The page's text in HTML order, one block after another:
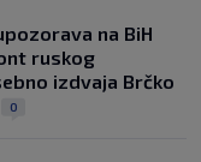
na BiH
ruskog
izdvaja Brčko
0